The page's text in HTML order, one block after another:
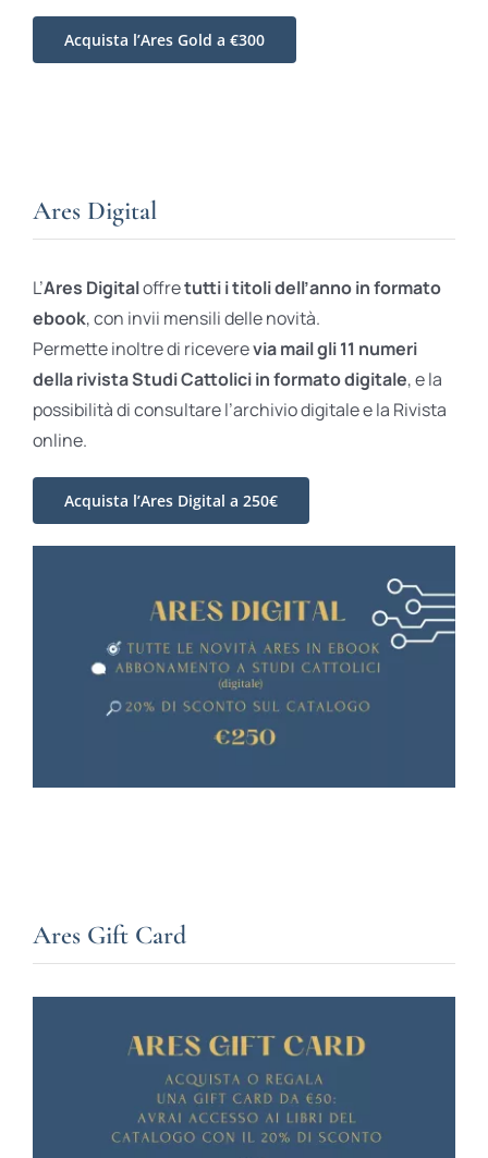
Acquista l’Ares Gold a €300
Ares Digital
L’Ares Digitaloffretutti i titoli dell’anno in formato
ebook, con invii mensili delle novità.
Permette inoltre di riceverevia mail gli 11 numeri
della rivista Studi Cattolici in formato digitale, e la
possibilità di consultare l’archivio digitale e la Rivista
online.
Acquista l’Ares Digital a 250€
Ares Gift Card